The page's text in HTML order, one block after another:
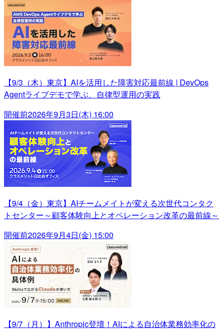
【9/3（木）東京】AIを活用した障害対応最前線 | DevOps
Agentライブデモで学ぶ、自律型運用の実践
開催前2026年9月3日(木) 16:00
【9/4（金）東京】AIチームメイトが変える次世代コンタク
トセンター～顧客体験向上とオペレーション改革の最前線～
開催前2026年9月4日(金) 15:00
【9/7（月）】Anthropic登壇！AIによる自治体業務効率化の